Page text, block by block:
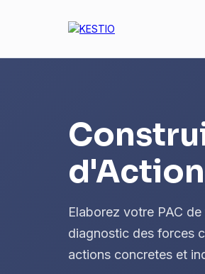
Elaborez votre PAC
diagnostic des forces
actions concretes et